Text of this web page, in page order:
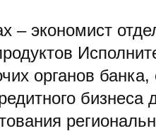
– экономист
органов
бизнеса